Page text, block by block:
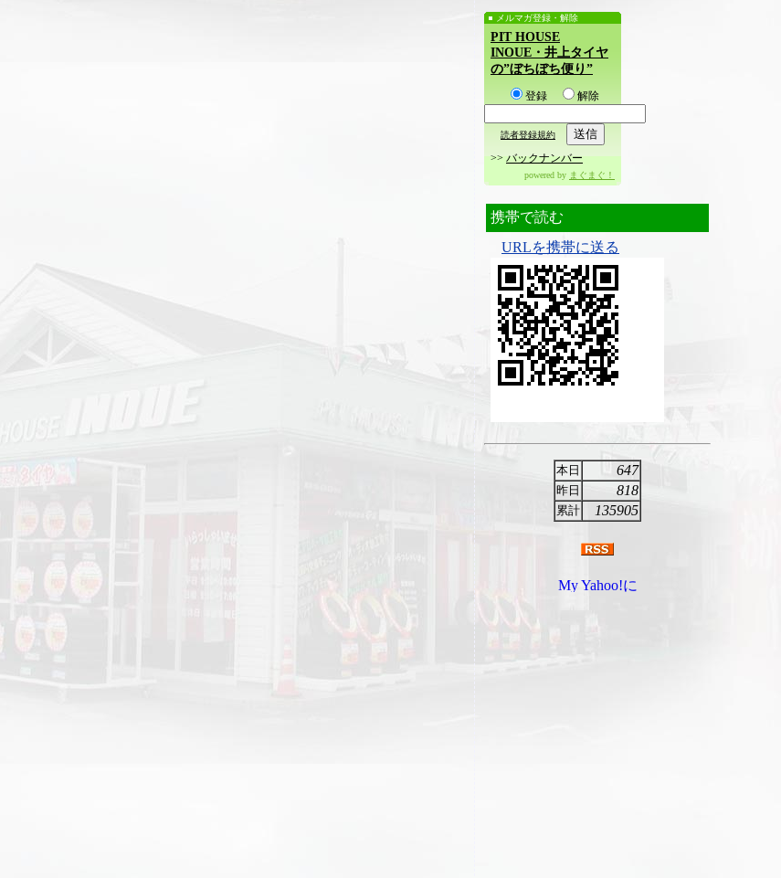
メルマガ登録・解除
PIT HOUSE
INOUE・井上タイヤ
の”ぼちぼち便り”
登録 解除
読者登録規約
>> バックナンバー
powered by まぐまぐ！
携帯で読む
URLを携帯に送る
本日 647
昨日 818
累計 135905